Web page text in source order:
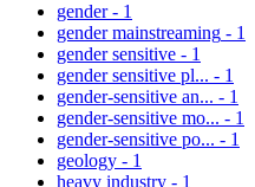
gender - 1
gender mainstreaming - 1
gender sensitive - 1
gender sensitive pl... - 1
gender-sensitive an... - 1
gender-sensitive mo... - 1
gender-sensitive po... - 1
geology - 1
heavy industry - 1